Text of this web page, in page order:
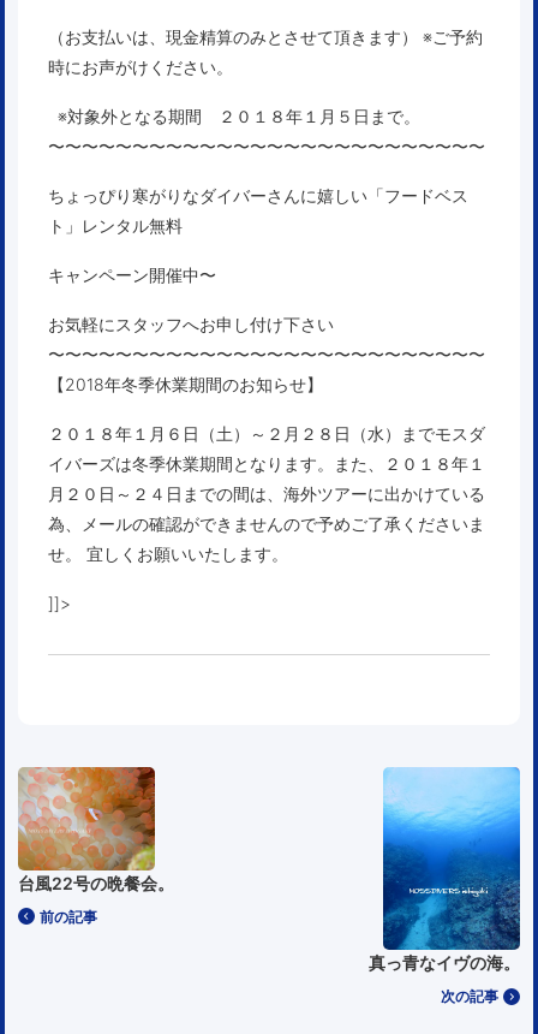
（お支払いは、現金精算のみとさせて頂きます） ※ご予約
時にお声がけください。
※対象外となる期間
２０１８年１月５日まで。
〜〜〜〜〜〜〜〜〜〜〜〜〜〜〜〜〜〜〜〜〜〜〜〜〜〜
ちょっぴり寒がりなダイバーさんに嬉しい「フードベス
ト」レンタル無料
キャンペーン開催中〜
お気軽にスタッフへお申し付け下さい
〜〜〜〜〜〜〜〜〜〜〜〜〜〜〜〜〜〜〜〜〜〜〜〜〜〜
【2018年冬季休業期間のお知らせ】
２０１８年１月６日（土）～２月２８日（水）までモスダ
イバーズは冬季休業期間となります。また、２０１８年１
月２０日～２４日までの間は、海外ツアーに出かけている
為、メールの確認ができませんので予めご了承くださいま
せ。 宜しくお願いいたします。
]]>
前の記事
台風22号の晩餐会。
次の記事
真っ青なイヴの海。